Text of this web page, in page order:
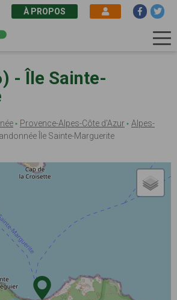
À PROPOS
- Île Sainte-
Provence-Alpes-Côte d'Azur
Alpes-
Île Sainte-Marguerite